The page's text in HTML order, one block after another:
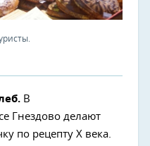
В
Гнездово делают
по рецепту X века.